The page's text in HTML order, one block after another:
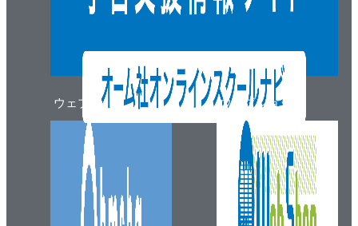
ウェブマガジン ウェブショップ